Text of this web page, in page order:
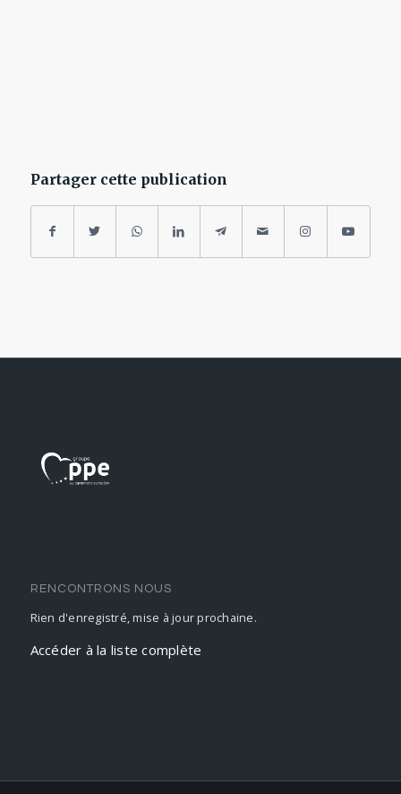
Partager cette publication
RENCONTRONS NOUS
Rien d'enregistré, mise à jour prochaine.
Accéder à la liste complète